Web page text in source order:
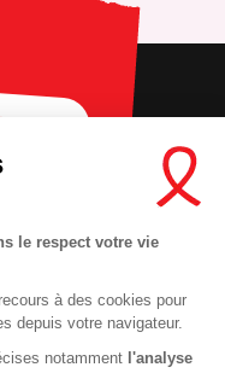
le respect votre vie
à des cookies pour
depuis votre navigateur.
notamment l'analyse
UN DON